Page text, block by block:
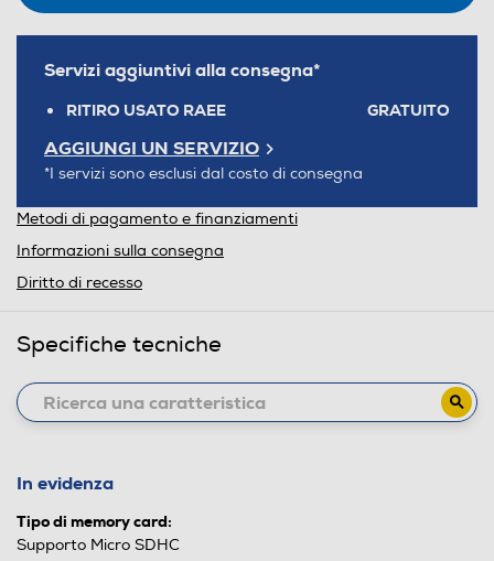
Servizi aggiuntivi alla consegna*
RITIRO USATO RAEE GRATUITO
AGGIUNGI UN SERVIZIO
*I servizi sono esclusi dal costo di consegna
Metodi di pagamento e finanziamenti
Informazioni sulla consegna
Diritto di recesso
Specifiche tecniche
In evidenza
Tipo di memory card:
Supporto Micro SDHC